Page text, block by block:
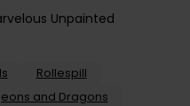
Unpainted
Rollespill
and Dragons